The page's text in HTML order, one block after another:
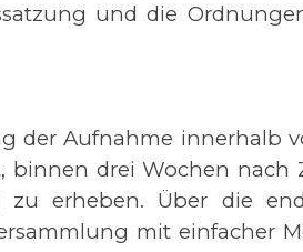
und die
der Aufnahme innerhalb
binnen drei Wochen nach
zu erheben. Über die
mit einfacher